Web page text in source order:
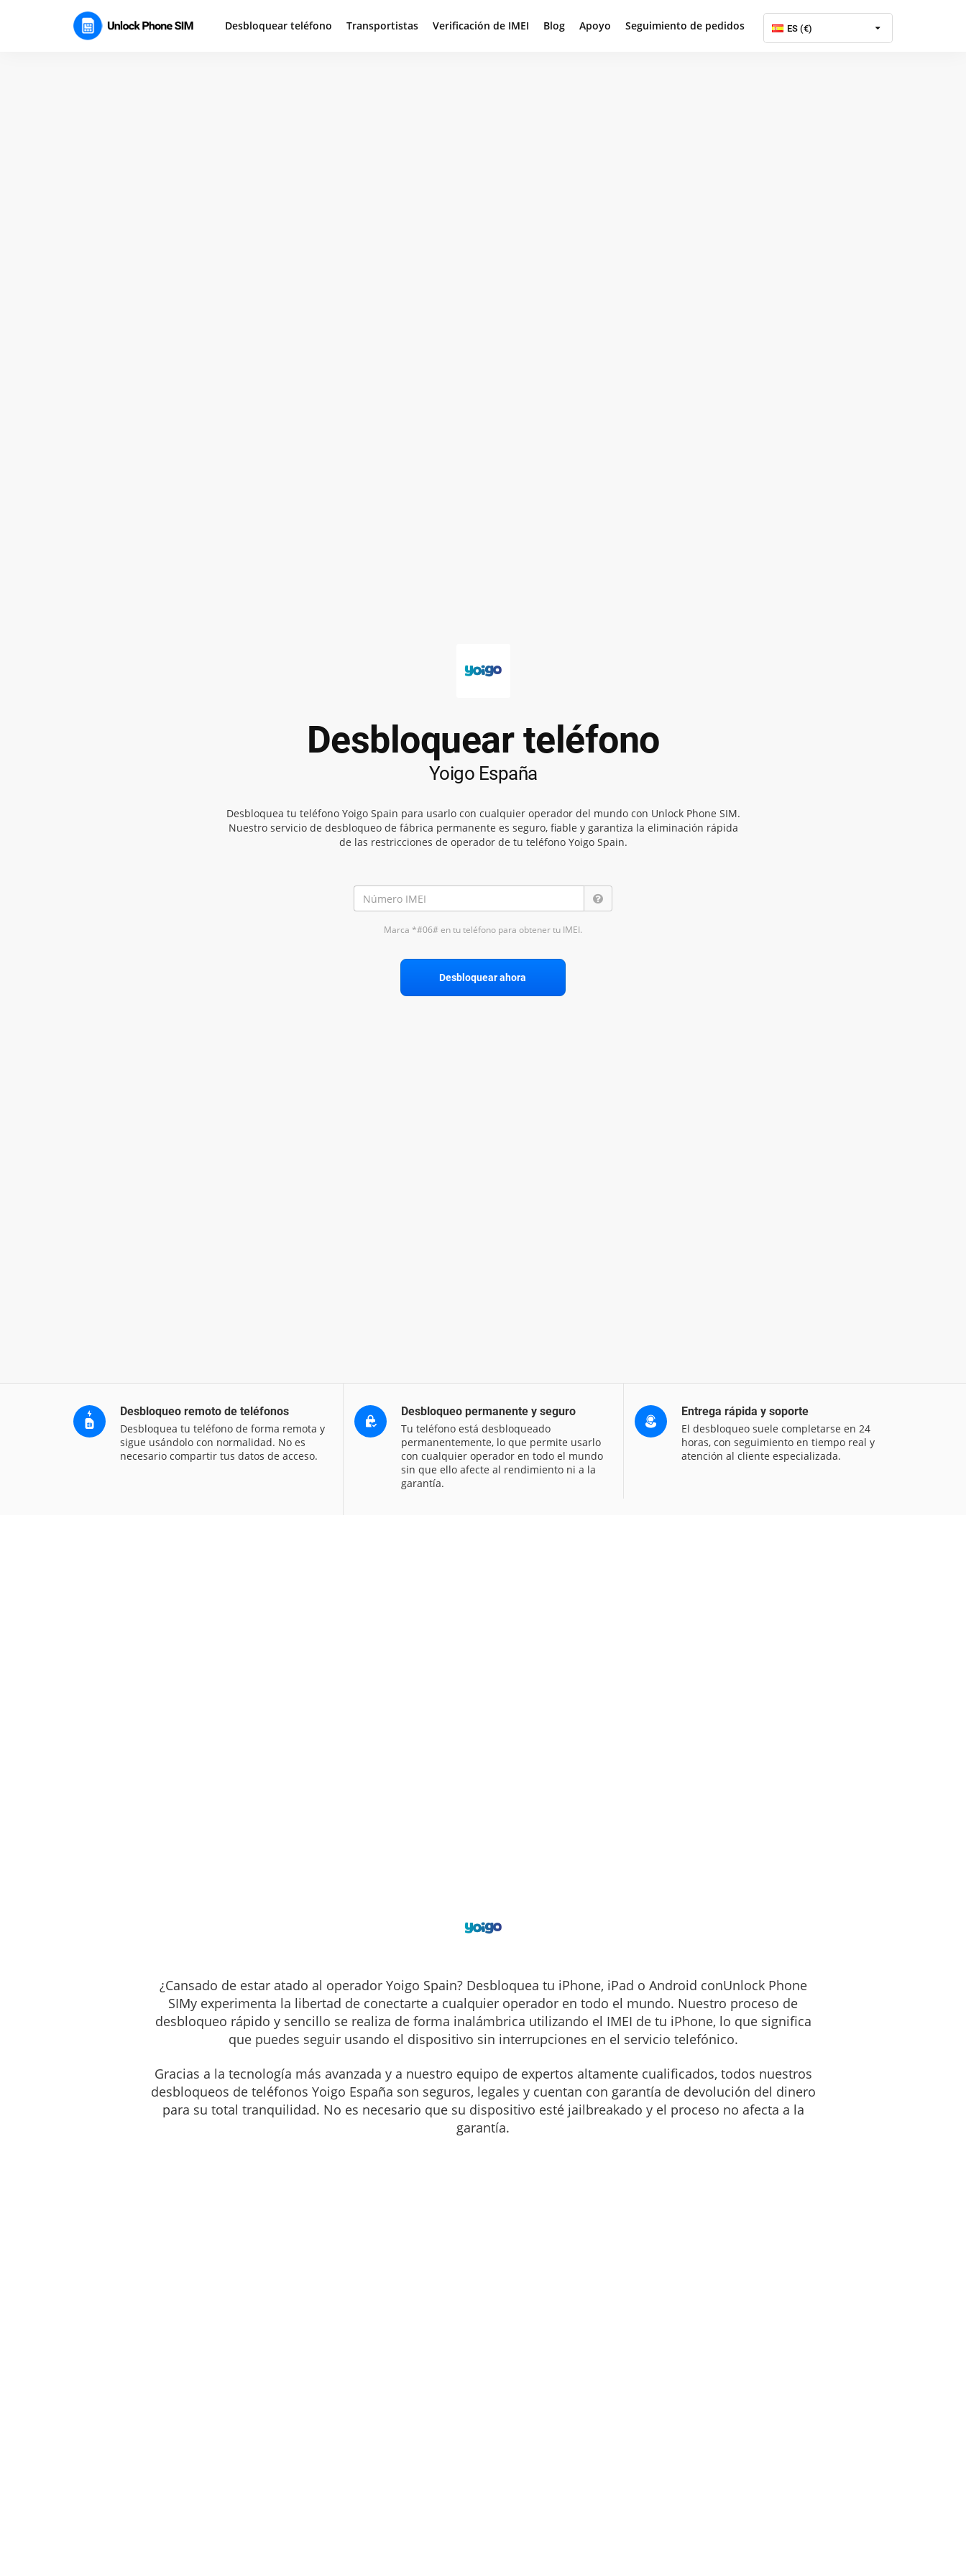
Desbloquear teléfono Transportistas Verificación de IMEI Blog Apoyo Seguimiento de pedidos ES (€)
Desbloquear teléfono
Yoigo España
Desbloquea tu teléfono Yoigo Spain para usarlo con cualquier operador del mundo con Unlock Phone SIM.
Nuestro servicio de desbloqueo de fábrica permanente es seguro, fiable y garantiza la eliminación rápida
de las restricciones de operador de tu teléfono Yoigo Spain.
Marca *#06# en tu teléfono para obtener tu IMEI.
Desbloquear ahora
Desbloqueo remoto de teléfonos
Desbloquea tu teléfono de forma remota y
sigue usándolo con normalidad. No es
necesario compartir tus datos de acceso.
Desbloqueo permanente y seguro
Tu teléfono está desbloqueado
permanentemente, lo que permite usarlo
con cualquier operador en todo el mundo
sin que ello afecte al rendimiento ni a la
garantía.
Entrega rápida y soporte
El desbloqueo suele completarse en 24
horas, con seguimiento en tiempo real y
atención al cliente especializada.
¿Cansado de estar atado al operador Yoigo Spain? Desbloquea tu iPhone, iPad o Android conUnlock Phone
SIMy experimenta la libertad de conectarte a cualquier operador en todo el mundo. Nuestro proceso de
desbloqueo rápido y sencillo se realiza de forma inalámbrica utilizando el IMEI de tu iPhone, lo que significa
que puedes seguir usando el dispositivo sin interrupciones en el servicio telefónico.
Gracias a la tecnología más avanzada y a nuestro equipo de expertos altamente cualificados, todos nuestros
desbloqueos de teléfonos Yoigo España son seguros, legales y cuentan con garantía de devolución del dinero
para su total tranquilidad. No es necesario que su dispositivo esté jailbreakado y el proceso no afecta a la
garantía.